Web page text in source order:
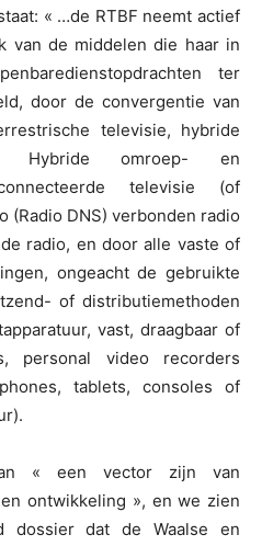
« …de RTBF neemt actief
van de middelen die haar in
ter
door de convergentie van
televisie, hybride
Hybride omroep- en
televisie (of
(Radio DNS) verbonden radio
radio, en door alle vaste of
ongeacht de gebruikte
of distributiemethoden
vast, draagbaar of
personal video recorders
tablets, consoles of
« een vector zijn van
ontwikkeling », en we zien
dossier dat de Waalse en